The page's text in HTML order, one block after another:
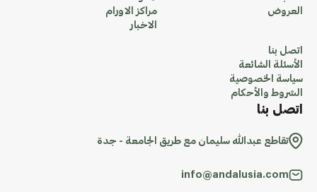
العروض
مراكز الاورام
الاخبار
اتصل بنا
الأسئلة الشائعة
سياسة الخصوصية
الشروط والأحكام
اتصل بنا
تقاطع عبدالله سليمان مع طريق الجامعة - جدة
info@andalusia.com